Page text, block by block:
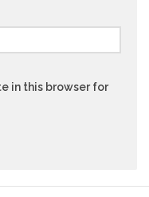
in this browser for